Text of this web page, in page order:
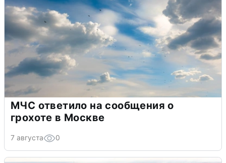
МЧС ответило на сообщения о
грохоте в Москве
7 августа 0